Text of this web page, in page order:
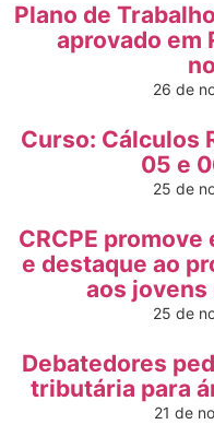
Plano de
aprovado em
26 de
Curso: Cálculos
05 e
25 de
CRCPE
e destaque ao
aos jovens
25 de
Debatedores
tributária para
21 de